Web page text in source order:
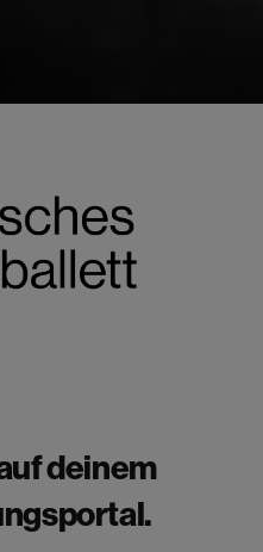
deinem